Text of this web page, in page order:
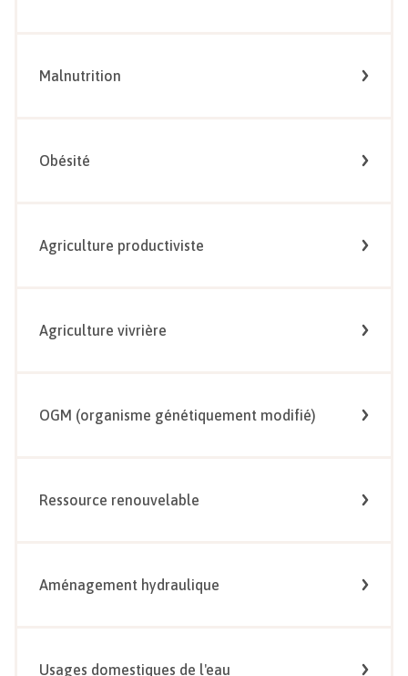
Malnutrition
Obésité
Agriculture productiviste
Agriculture vivrière
OGM (organisme génétiquement modifié)
Ressource renouvelable
Aménagement hydraulique
Usages domestiques de l'eau